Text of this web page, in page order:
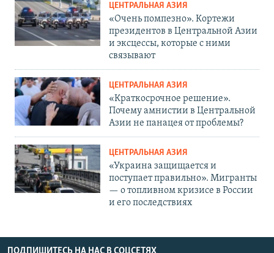
ЦЕНТРАЛЬНАЯ АЗИЯ
«Очень помпезно». Кортежи
президентов в Центральной Азии
и эксцессы, которые с ними
связывают
ЦЕНТРАЛЬНАЯ АЗИЯ
«Краткосрочное решение».
Почему амнистии в Центральной
Азии не панацея от проблемы?
ЦЕНТРАЛЬНАЯ АЗИЯ
«Украина защищается и
поступает правильно». Мигранты
— о топливном кризисе в России
и его последствиях